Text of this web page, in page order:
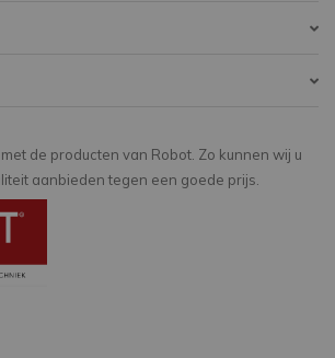
de producten van Robot. Zo kunnen wij u
aanbieden tegen een goede prijs.